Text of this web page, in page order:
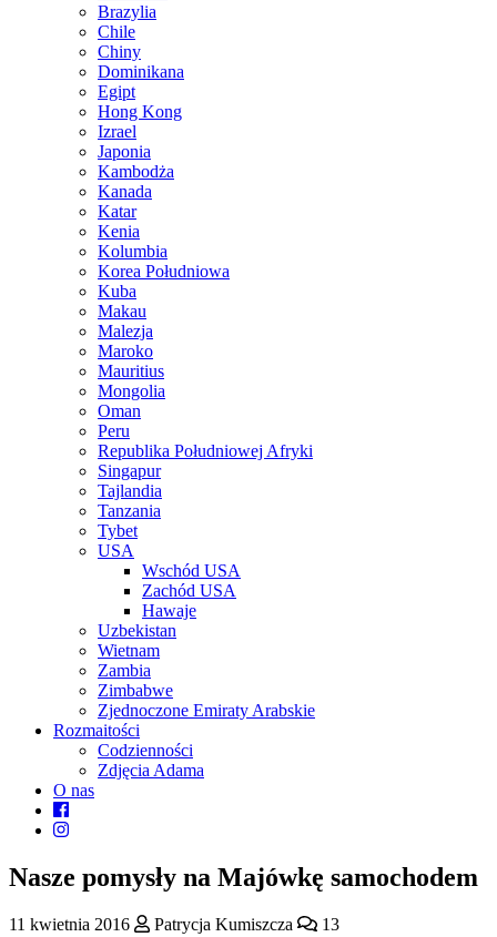
Brazylia
Chile
Chiny
Dominikana
Egipt
Hong Kong
Izrael
Japonia
Kambodża
Kanada
Katar
Kenia
Kolumbia
Korea Południowa
Kuba
Makau
Malezja
Maroko
Mauritius
Mongolia
Oman
Peru
Republika Południowej Afryki
Singapur
Tajlandia
Tanzania
Tybet
USA
Wschód USA
Zachód USA
Hawaje
Uzbekistan
Wietnam
Zambia
Zimbabwe
Zjednoczone Emiraty Arabskie
Rozmaitości
Codzienności
Zdjęcia Adama
O nas
Nasze pomysły na Majówkę samochodem
11 kwietnia 2016 Patrycja Kumiszcza
13